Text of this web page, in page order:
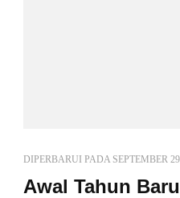
DIPERBARUI PADA SEPTEMBER
Awal Tahun